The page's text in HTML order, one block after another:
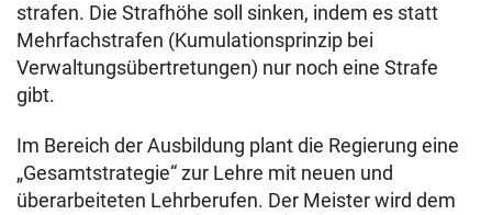
strafen. Die Strafhöhe soll sinken, indem es statt
Mehrfachstrafen (Kumulationsprinzip bei
Verwaltungsübertretungen) nur noch eine Strafe
gibt.
Im Bereich der Ausbildung plant die Regierung eine
„Gesamtstrategie“ zur Lehre mit neuen und
überarbeiteten Lehrberufen. Der Meister wird dem